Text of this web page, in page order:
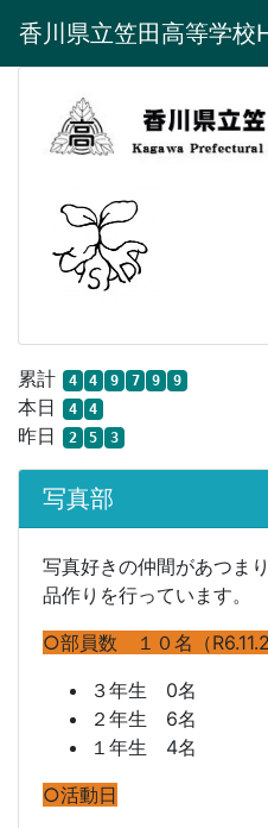
香川県立笠田高等学校
累計 4 4 9 7 9 9
本日 4 4
昨日 2 5 3
写真部
写真好きの仲間があつま
品作りを行っています。
○部員数 １０名（R6.11.2
３年生 0名
２年生 6名
１年生 4名
○活動日